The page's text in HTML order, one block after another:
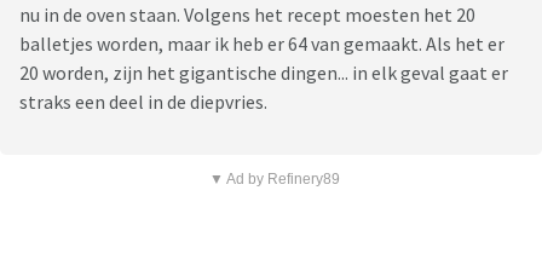
nu in de oven staan. Volgens het recept moesten het 20
balletjes worden, maar ik heb er 64 van gemaakt. Als het er
20 worden, zijn het gigantische dingen... in elk geval gaat er
straks een deel in de diepvries.
▼ Ad by Refinery89